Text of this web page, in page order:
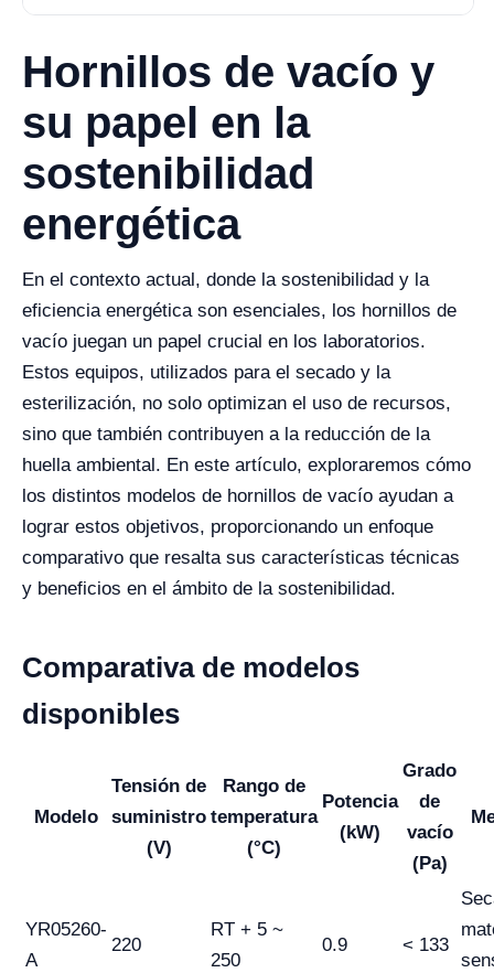
Hornillos de vacío y
su papel en la
sostenibilidad
energética
En el contexto actual, donde la sostenibilidad y la
eficiencia energética son esenciales, los hornillos de
vacío juegan un papel crucial en los laboratorios.
Estos equipos, utilizados para el secado y la
esterilización, no solo optimizan el uso de recursos,
sino que también contribuyen a la reducción de la
huella ambiental. En este artículo, exploraremos cómo
los distintos modelos de hornillos de vacío ayudan a
lograr estos objetivos, proporcionando un enfoque
comparativo que resalta sus características técnicas
y beneficios en el ámbito de la sostenibilidad.
Comparativa de modelos
disponibles
Modelo
Tensión de
suministro
(V)
Rango de
temperatura
(°C)
Potencia
(kW)
Grado
de
vacío
(Pa)
YR05260-
A
220
RT + 5 ~
250
0.9 < 133